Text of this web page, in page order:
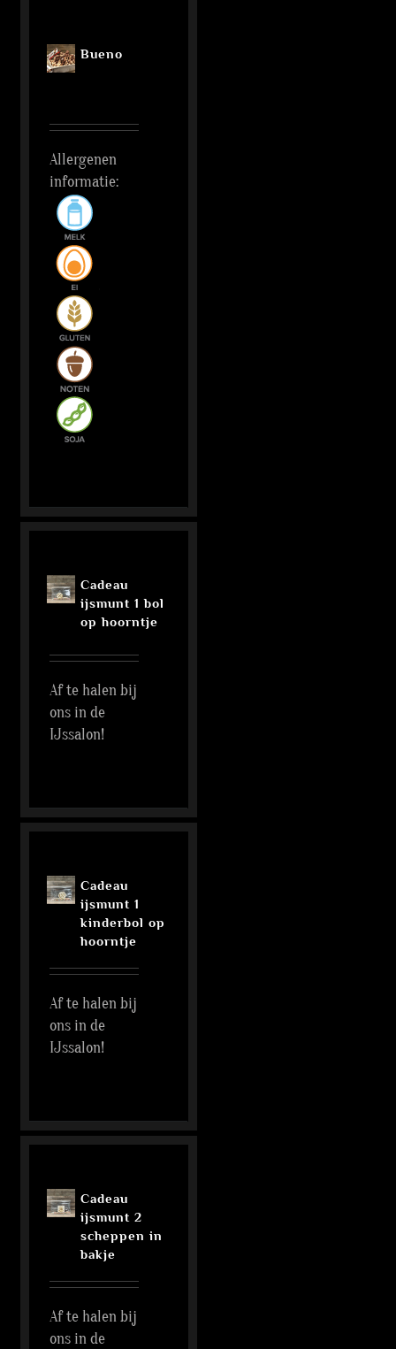
Bueno
Allergenen
informatie:
Cadeau
ijsmunt 1 bol
op hoorntje
Af te halen bij
ons in de
IJssalon!
Cadeau
ijsmunt 1
kinderbol op
hoorntje
Af te halen bij
ons in de
IJssalon!
Cadeau
ijsmunt 2
scheppen in
bakje
Af te halen bij
ons in de